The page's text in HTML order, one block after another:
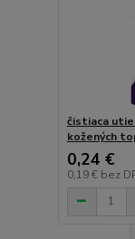
čistiaca
kožených
0,24 €
0,19 € bez